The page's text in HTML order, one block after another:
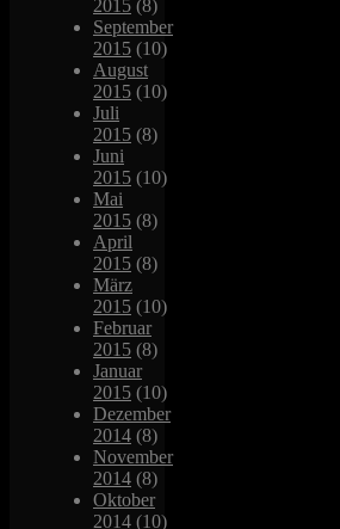
2015 (8)
September
2015 (10)
August
2015 (10)
Juli
2015 (8)
Juni
2015 (10)
Mai
2015 (8)
April
2015 (8)
März
2015 (10)
Februar
2015 (8)
Januar
2015 (10)
Dezember
2014 (8)
November
2014 (8)
Oktober
2014 (10)